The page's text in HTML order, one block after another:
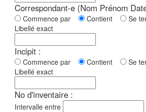
Correspondant-e (Nom Prénom
Commence par Contient
Se
Libellé exact
Incipit :
Commence par Contient
Se
Libellé exact
No d'inventaire :
Intervalle entre